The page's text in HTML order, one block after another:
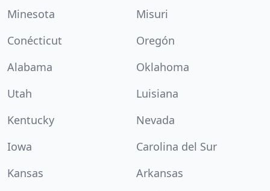
Minesota
Misuri
Conécticut
Oregón
Alabama
Oklahoma
Utah
Luisiana
Kentucky
Nevada
Iowa
Carolina del Sur
Kansas
Arkansas